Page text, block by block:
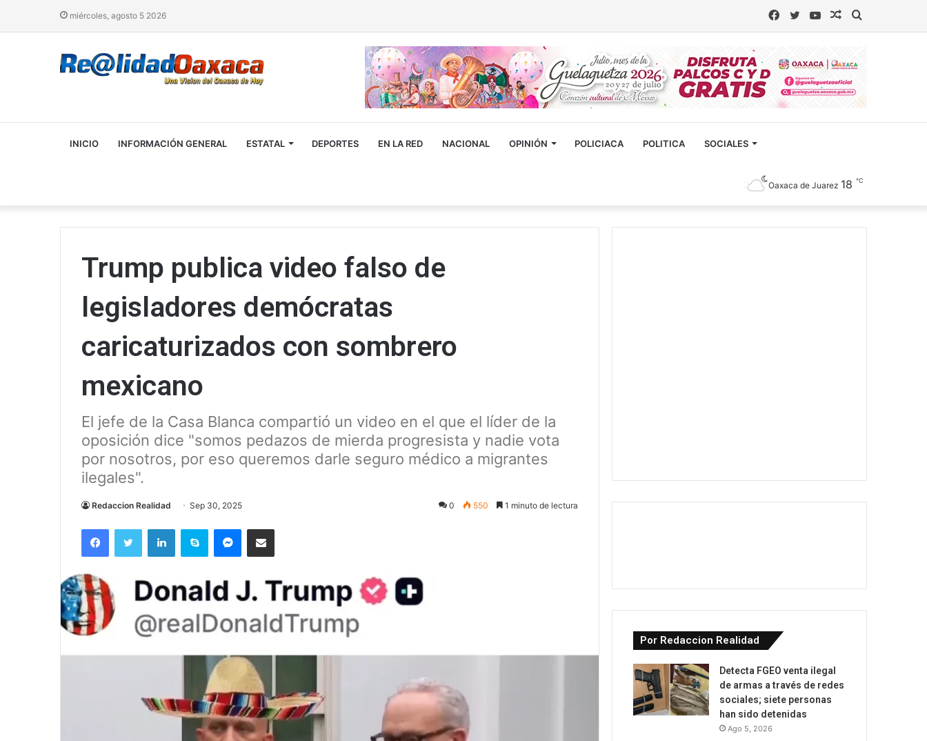
miércoles, agosto 5 2026 Buscar
Artículo
YouTube
Twitter
Facebook
INICIO INFORMACIÓN GENERAL ESTATAL DEPORTES EN LA RED NACIONAL OPINIÓN POLICIACA POLITICA SOCIALES
Oaxaca de Juarez 18 ℃
Trump publica video falso de
legisladores demócratas
caricaturizados con sombrero
mexicano
El jefe de la Casa Blanca compartió un video en el que el líder de la
oposición dice "somos pedazos de mierda progresista y nadie vota
por nosotros, por eso queremos darle seguro médico a migrantes
ilegales".
Redaccion Realidad Sep 30, 2025 0 550 1 minuto de lectura
FacebookTwitter LinkedInSkype MessengerCompartir via correo electrónico
Por Redaccion Realidad
Detecta FGEO venta ilegal
de armas a través de redes
sociales; siete personas
han sido detenidas
Ago 5, 2026